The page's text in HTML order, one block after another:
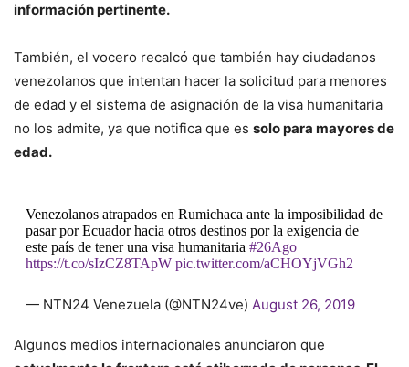
información pertinente.
También, el vocero recalcó que también hay ciudadanos
venezolanos que intentan hacer la solicitud para menores
de edad y el sistema de asignación de la visa humanitaria
no los admite, ya que notifica que es solo para mayores de
edad.
Venezolanos atrapados en Rumichaca ante la imposibilidad de
pasar por Ecuador hacia otros destinos por la exigencia de
este país de tener una visa humanitaria #26Ago
https://t.co/sIzCZ8TApW pic.twitter.com/aCHOYjVGh2
— NTN24 Venezuela (@NTN24ve) August 26, 2019
Algunos medios internacionales anunciaron que